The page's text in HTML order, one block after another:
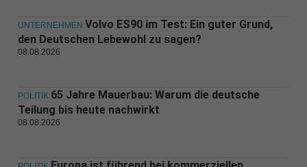
UNTERNEHMEN Volvo ES90 im Test: Ein guter Grund,
den Deutschen Lebewohl zu sagen?
08.08.2026
POLITIK 65 Jahre Mauerbau: Warum die deutsche
Teilung bis heute nachwirkt
08.08.2026